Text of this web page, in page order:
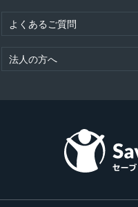
よくあるご質問
法人の方へ